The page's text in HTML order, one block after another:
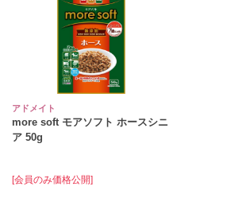
アドメイト
more soft モアソフト ホースシニ
ア 50g
[会員のみ価格公開]